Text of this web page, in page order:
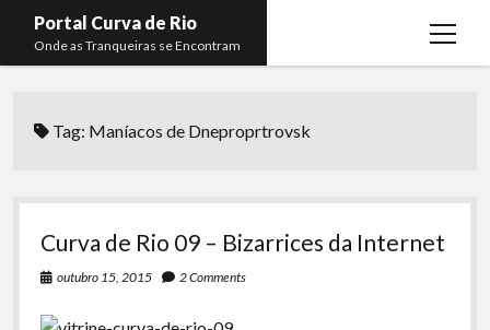
Portal Curva de Rio
Onde as Tranqueiras se Encontram
open
menu
Curva de Rio
Membros
Tag: Maníacos de Dneproprtrovsk
Curva de Rio 09 – Bizarrices da Internet
outubro 15, 2015 2 Comments